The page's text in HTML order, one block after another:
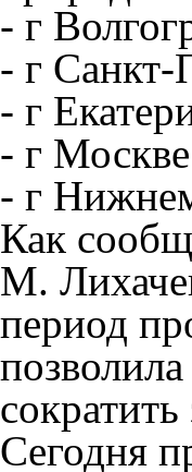
- г
- г Санкт-
- г
- г
- г
Как
М.
период
сократить
Сегодня